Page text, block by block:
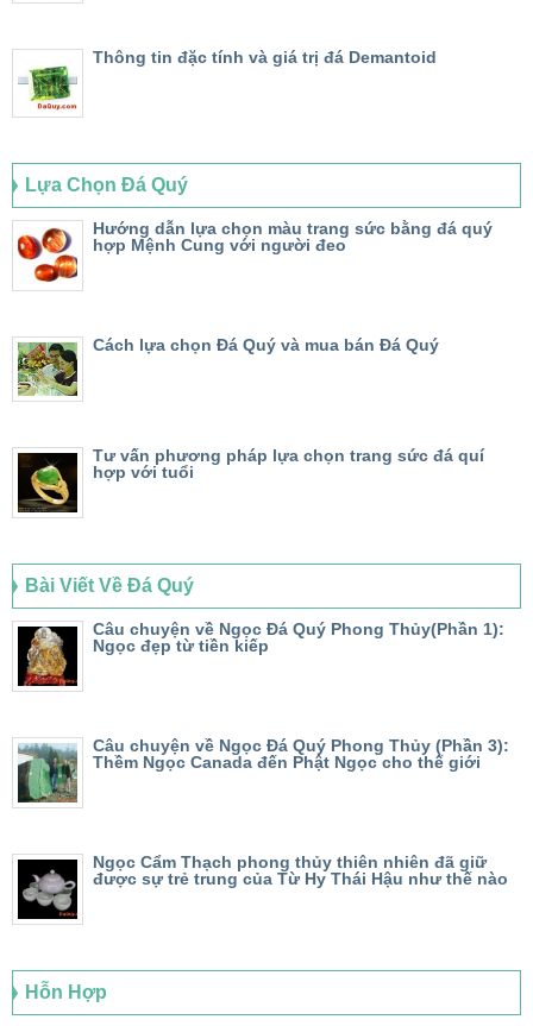
Thông tin đặc tính và giá trị đá Demantoid
Lựa Chọn Đá Quý
Hướng dẫn lựa chọn màu trang sức bằng đá quý
hợp Mệnh Cung với người đeo
Cách lựa chọn Đá Quý và mua bán Đá Quý
Tư vấn phương pháp lựa chọn trang sức đá quí
hợp với tuổi
Bài Viết Về Đá Quý
Câu chuyện về Ngọc Đá Quý Phong Thủy(Phần 1):
Ngọc đẹp từ tiền kiếp
Câu chuyện về Ngọc Đá Quý Phong Thủy (Phần 3):
Thềm Ngọc Canada đến Phật Ngọc cho thế giới
Ngọc Cẩm Thạch phong thủy thiên nhiên đã giữ
được sự trẻ trung của Từ Hy Thái Hậu như thế nào
Hỗn Hợp